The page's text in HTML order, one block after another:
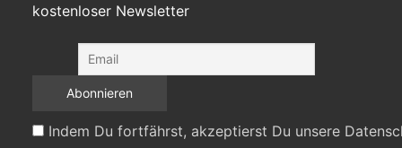
kostenloser Newsletter
Indem Du fortfährst, akzeptierst Du unsere